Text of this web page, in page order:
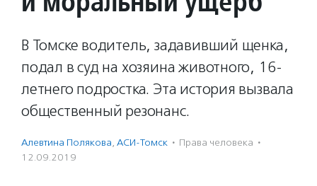
В Томске водитель, задавивший щенка,
подал в суд на хозяина животного, 16-
летнего подростка. Эта история вызвала
общественный резонанс.
Алевтина Полякова, АСИ-Томск · Права человека ·
12.09.2019